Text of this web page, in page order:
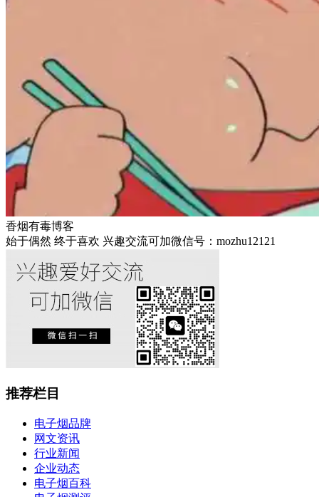
香烟有毒博客
始于偶然 终于喜欢 兴趣交流可加微信号：mozhu12121
推荐栏目
电子烟品牌
网文资讯
行业新闻
企业动态
电子烟百科